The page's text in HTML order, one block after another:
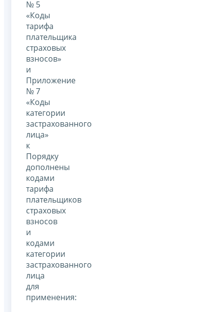
№ 5
«Коды
тарифа
плательщика
страховых
взносов»
и
Приложение
№ 7
«Коды
категории
застрахованного
лица»
к
Порядку
дополнены
кодами
тарифа
плательщиков
страховых
взносов
и
кодами
категории
застрахованного
лица
для
применения: